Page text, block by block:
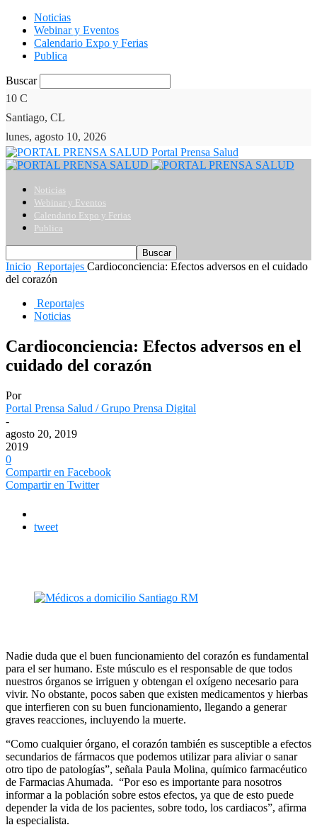
Noticias
Webinar y Eventos
Calendario Expo y Ferias
Publica
Buscar
10 C
Santiago, CL
lunes, agosto 10, 2026
Portal Prensa Salud
Noticias
Webinar y Eventos
Calendario Expo y Ferias
Publica
Inicio Reportajes Cardioconciencia: Efectos adversos en el cuidado
del corazón
Reportajes
Noticias
Cardioconciencia: Efectos adversos en el
cuidado del corazón
Por
Portal Prensa Salud / Grupo Prensa Digital
-
agosto 20, 2019
2019
0
Compartir en Facebook
Compartir en Twitter
tweet
Nadie duda que el buen funcionamiento del corazón es fundamental
para el ser humano. Este músculo es el responsable de que todos
nuestros órganos se irriguen y obtengan el oxígeno necesario para
vivir. No obstante, pocos saben que existen medicamentos y hierbas
que interfieren con su buen funcionamiento, llegando a generar
graves reacciones, incluyendo la muerte.
“Como cualquier órgano, el corazón también es susceptible a efectos
secundarios de fármacos que podemos utilizar para aliviar o sanar
otro tipo de patologías”, señala Paula Molina, químico farmacéutico
de Farmacias Ahumada. “Por eso es importante para nosotros
informar a la población sobre estos efectos, ya que de esto puede
depender la vida de los pacientes, sobre todo, los cardiacos”, afirma
la especialista.